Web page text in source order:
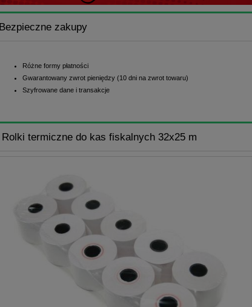
Bezpieczne zakupy
Różne formy płatności
Gwarantowany zwrot pieniędzy (10 dni na zwrot towaru)
Szyfrowane dane i transakcje
Rolki termiczne do kas fiskalnych 32x25 m